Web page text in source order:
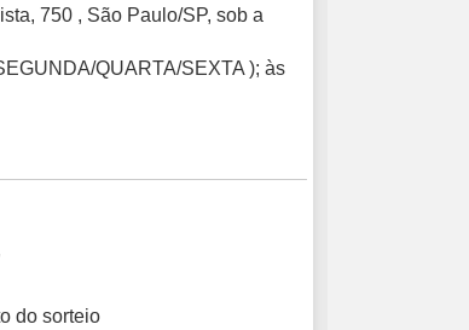
750 , São Paulo/SP, sob a
QUARTA/SEXTA ); às
do sorteio